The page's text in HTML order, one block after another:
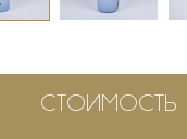
СТОИМОСТЬ